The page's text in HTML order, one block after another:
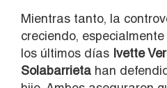
Mientras tanto, la
creciendo,
los últimos días Ivette
Solabarrieta han